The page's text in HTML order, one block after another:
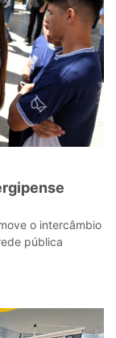
o intercâmbio
pública